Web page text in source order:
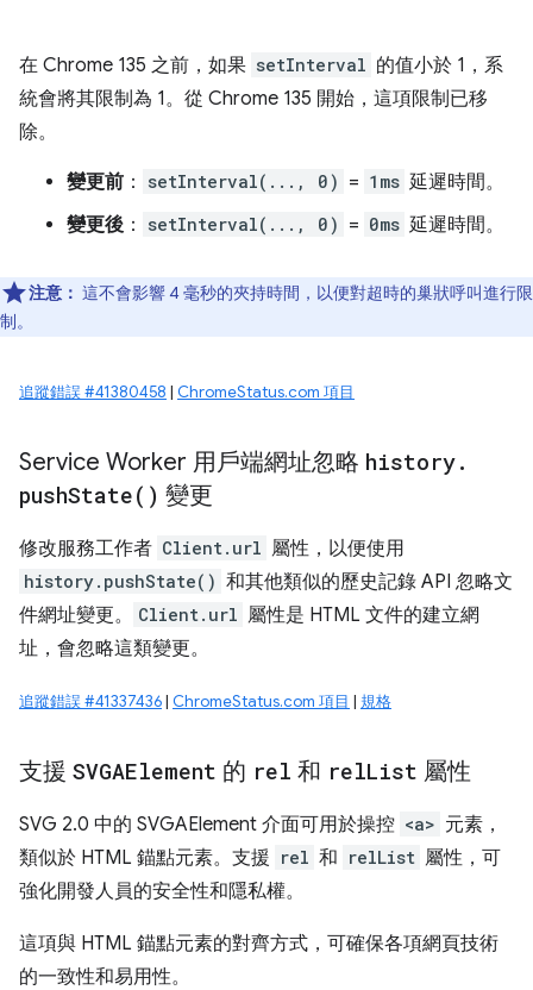
在 Chrome 135 之前，如果 setInterval 的值小於 1，系
統會將其限制為 1。從 Chrome 135 開始，這項限制已移
除。
變更前 ： setInterval(..., 0) = 1ms 延遲時間。
變更後 ： setInterval(..., 0) = 0ms 延遲時間。
注意： 這不會影響 4 毫秒的夾持時間，以便對超時的巢狀呼叫進行限
制。
追蹤錯誤 #41380458 | ChromeStatus.com 項目
Service Worker 用戶端網址忽略 history.
pushState( ) 變更
修改服務工作者 Client.url 屬性，以便使用
history.pushState() 和其他類似的歷史記錄 API 忽略文
件網址變更。
Client.url 屬性是 HTML 文件的建立網
址，會忽略這類變更。
追蹤錯誤 #41337436| ChromeStatus.com 項目 | 規格
支援 SVGAElement 的 rel 和 relList 屬性
SVG 2.0 中的 SVGAElement 介面可用於操控 <a> 元素，
類似於 HTML 錨點元素。支援 rel 和 relList 屬性，可
強化開發人員的安全性和隱私權。
這項與 HTML 錨點元素的對齊方式，可確保各項網頁技術
的一致性和易用性。